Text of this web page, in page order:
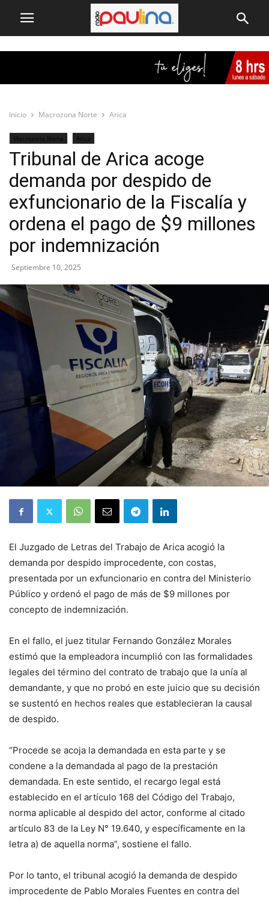
Inicio Macrozona Norte Arica
Macrozona Norte Arica
Tribunal de Arica acoge
demanda por despido de
exfuncionario de la Fiscalía y
ordena el pago de $9 millones
por indemnización
Septiembre 10, 2025
El Juzgado de Letras del Trabajo de Arica acogió la
demanda por despido improcedente, con costas,
presentada por un exfuncionario en contra del Ministerio
Público y ordenó el pago de más de $9 millones por
concepto de indemnización.
En el fallo, el juez titular Fernando González Morales
estimó que la empleadora incumplió con las formalidades
legales del término del contrato de trabajo que la unía al
demandante, y que no probó en este juicio que su decisión
se sustentó en hechos reales que establecieran la causal
de despido.
“Procede se acoja la demandada en esta parte y se
condene a la demandada al pago de la prestación
demandada. En este sentido, el recargo legal está
establecido en el artículo 168 del Código del Trabajo,
norma aplicable al despido del actor, conforme al citado
artículo 83 de la Ley N° 19.640, y específicamente en la
letra a) de aquella norma”, sostiene el fallo.
Por lo tanto, el tribunal acogió la demanda de despido
improcedente de Pablo Morales Fuentes en contra del